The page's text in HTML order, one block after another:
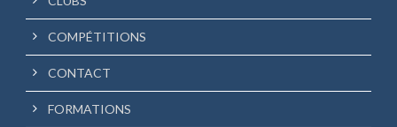
COMPÉTITIONS
CONTACT
FORMATIONS